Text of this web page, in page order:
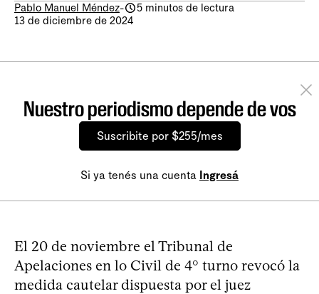
Pablo Manuel Méndez-
5 minutos de lectura
13 de diciembre de 2024
Nuestro periodismo depende de vos
Suscribite por $255/mes
Si ya tenés una cuenta Ingresá
El 20 de noviembre el Tribunal de
Apelaciones en lo Civil de 4° turno revocó la
medida cautelar dispuesta por el juez